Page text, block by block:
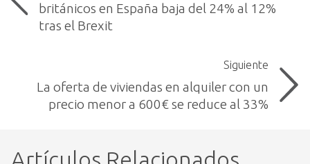
británicos en España baja del 24% al 12%
tras el Brexit
Siguiente
La oferta de viviendas en alquiler con un
precio menor a 600€ se reduce al 33%